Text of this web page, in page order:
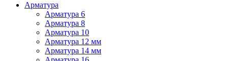
Арматура
Арматура 6
Арматура 8
Арматура 10
Арматура 12 мм
Арматура 14 мм